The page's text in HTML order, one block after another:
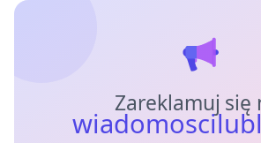
Zareklamuj się